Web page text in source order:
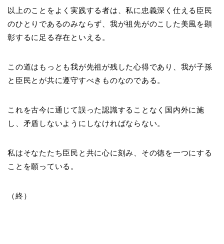
以上のことをよく実践する者は、私に忠義深く仕える臣民
のひとりであるのみならず、我が祖先がのこした美風を顕
彰するに足る存在といえる。
この道はもっとも我が先祖が残した心得であり、我が子孫
と臣民とが共に遵守すべきものなのである。
これを古今に通じて誤った認識することなく国内外に施
し、矛盾しないようにしなければならない。
私はそなたたち臣民と共に心に刻み、その徳を一つにする
ことを願っている。
（終）